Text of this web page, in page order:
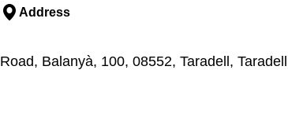
Address
Road, Balanyà, 100, 08552, Taradell,